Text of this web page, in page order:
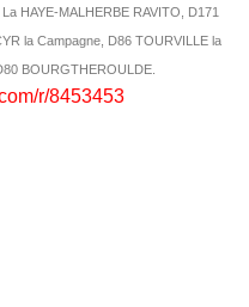
HAYE-MALHERBE RAVITO, D171
la Campagne, D86 TOURVILLE la
BOURGTHEROULDE.
r/8453453